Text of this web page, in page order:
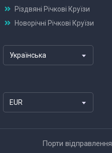
Різдвяні Річкові Круїзи
Новорічні Річкові Круїзи
Українська
EUR
Порти відправлення